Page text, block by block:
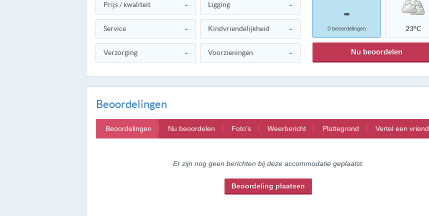
Prijs / kwaliteit - Ligging -
Service - Kindvriendelijkheid -
Verzorging - Voorzieningen -
-
0beoordelingen 23°C
Nu beoordelen
Beoordelingen
Beoordelingen Nu beoordelen Foto's Weerbericht Plattegrond Vertel een vriend
Er zijn nog geen berichten bij deze accommodatie geplaatst.
Beoordeling plaatsen